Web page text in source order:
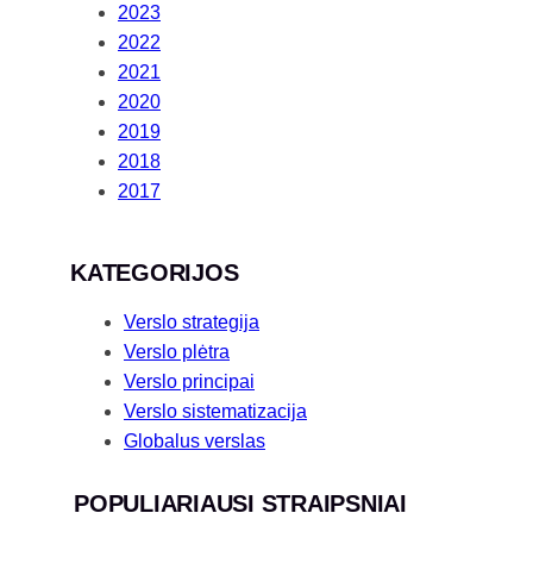
2023
2022
2021
2020
2019
2018
2017
KATEGORIJOS
Verslo strategija
Verslo plėtra
Verslo principai
Verslo sistematizacija
Globalus verslas
POPULIARIAUSI STRAIPSNIAI